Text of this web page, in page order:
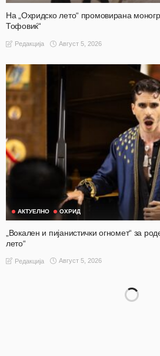
На „Охридско лето“ промовирана
Тофовиќ“
Редакција Август 5, 2026
АКТУЕЛНО ОХРИД
„Вокален и пијанистички огномет“ за
лето“
Редакција Август 5, 2026